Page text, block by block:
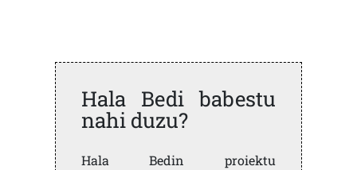
Hala Bedi babestu
nahi duzu?
Hala Bedin proiektu